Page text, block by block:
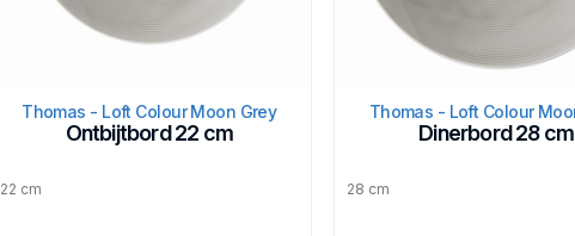
Thomas - Loft Colour Moon Grey
Ontbijtbord 22 cm
22 cm
Thomas - Loft Colour
Dinerbord 28 cm
28 cm